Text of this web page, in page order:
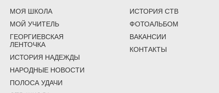
МОЯ ШКОЛА
МОЙ УЧИТЕЛЬ
ГЕОРГИЕВСКАЯ
ЛЕНТОЧКА
ИСТОРИЯ НАДЕЖДЫ
НАРОДНЫЕ НОВОСТИ
ПОЛОСА УДАЧИ
ИСТОРИЯ СТВ
ФОТОАЛЬБОМ
ВАКАНСИИ
КОНТАКТЫ